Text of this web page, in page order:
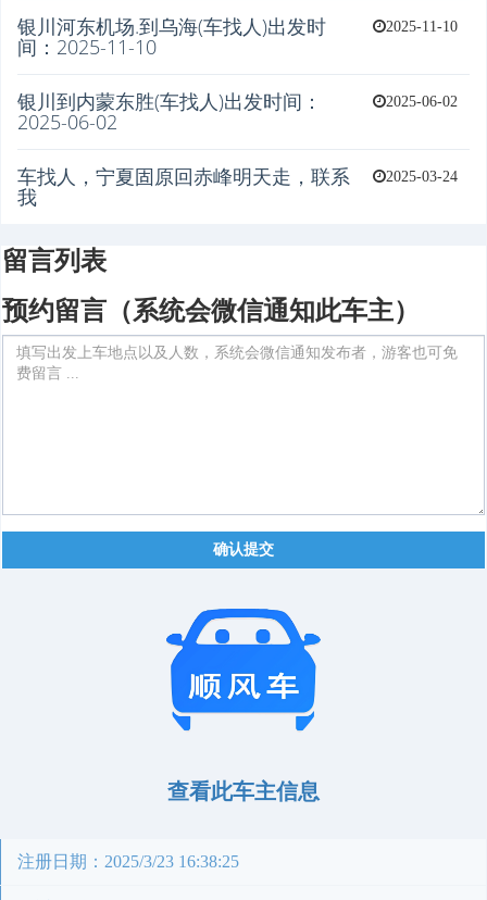
2025-11-10
银川河东机场.到乌海(车找人)出发时
间：2025-11-10
2025-06-02
银川到内蒙东胜(车找人)出发时间：
2025-06-02
2025-03-24
车找人，宁夏固原回赤峰明天走，联系
我
留言列表
预约留言（系统会微信通知此车主）
确认提交
查看此车主信息
注册日期：2025/3/23 16:38:25